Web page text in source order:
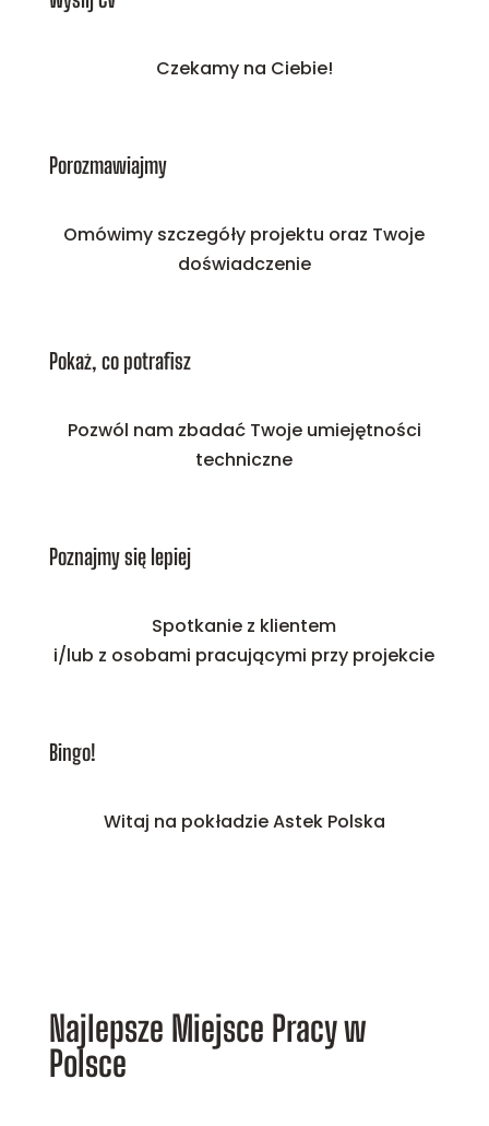
Czekamy na Ciebie!
Porozmawiajmy
Omówimy szczegóły projektu oraz Twoje
doświadczenie
Pokaż, co potrafisz
Pozwól nam zbadać Twoje umiejętności
techniczne
Poznajmy się lepiej
Spotkanie z klientem
i/lub z osobami pracującymi przy projekcie
Bingo!
Witaj na pokładzie Astek Polska
Najlepsze Miejsce Pracy w
Polsce